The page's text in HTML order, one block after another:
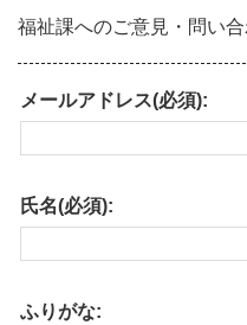
福祉課へのご意見・問い
メールアドレス(必須):
氏名(必須):
ふりがな: